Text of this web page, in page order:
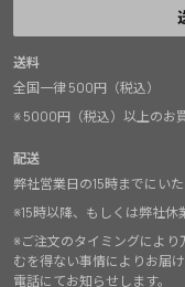
送料
全国一律 500円（税込）
※ 5000円（税込）以上のお
配送
弊社営業日の15時までにい
※15時以降、もしくは弊社休
※ご注文のタイミングによ
むを得ない事情によりお届
電話にてお知らせします。